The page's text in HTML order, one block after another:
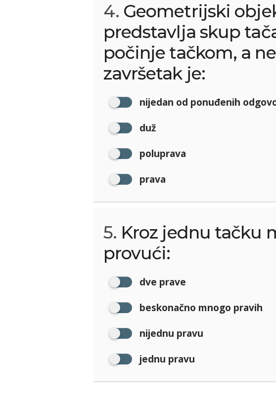
4. Geometrijski
predstavlja skup
počinje tačkom, a
završetak je:
nijedan od ponuđenih
duž
poluprava
prava
5. Kroz jednu tačku
provući:
dve prave
beskonačno mnogo pravih
nijednu pravu
jednu pravu